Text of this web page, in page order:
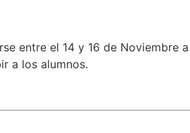
entre el 14 y 16 de Noviembre
a los alumnos.